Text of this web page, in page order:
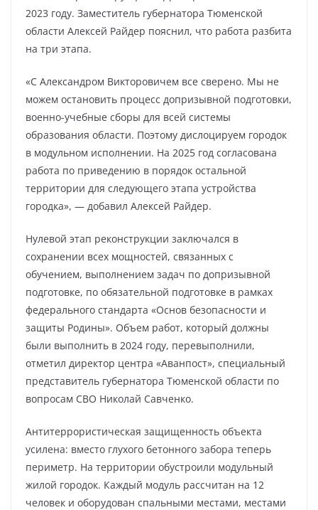
2023 году. Заместитель губернатора Тюменской
области Алексей Райдер пояснил, что работа разбита
на три этапа.
«С Александром Викторовичем все сверено. Мы не
можем остановить процесс допризывной подготовки,
военно-учебные сборы для всей системы
образования области. Поэтому дислоцируем городок
в модульном исполнении. На 2025 год согласована
работа по приведению в порядок остальной
территории для следующего этапа устройства
городка», — добавил Алексей Райдер.
Нулевой этап реконструкции заключался в
сохранении всех мощностей, связанных с
обучением, выполнением задач по допризывной
подготовке, по обязательной подготовке в рамках
федерального стандарта «Основ безопасности и
защиты Родины». Объем работ, который должны
были выполнить в 2024 году, перевыполнили,
отметил директор центра «Аванпост», специальный
представитель губернатора Тюменской области по
вопросам СВО Николай Савченко.
Антитеррористическая защищенность объекта
усилена: вместо глухого бетонного забора теперь
периметр. На территории обустроили модульный
жилой городок. Каждый модуль рассчитан на 12
человек и оборудован спальными местами, местами